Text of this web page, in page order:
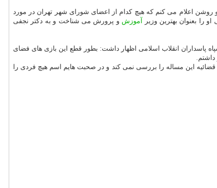
روشن اعلام می كنم كه هیچ كدام از اعضای شورای شهر تهران در مورد
را بعنوان بهترین وزیر آموزش و پرورش می شناخت و به دكتر نجفی
پاسداران انقلاب اسلامی اظهار داشت: بطور قطع این بازی های فضای
اظهار كردم چرا قوه قضائیه این مساله را بررسی نمی كند و در صحبت هایم اسم هیچ فردی را